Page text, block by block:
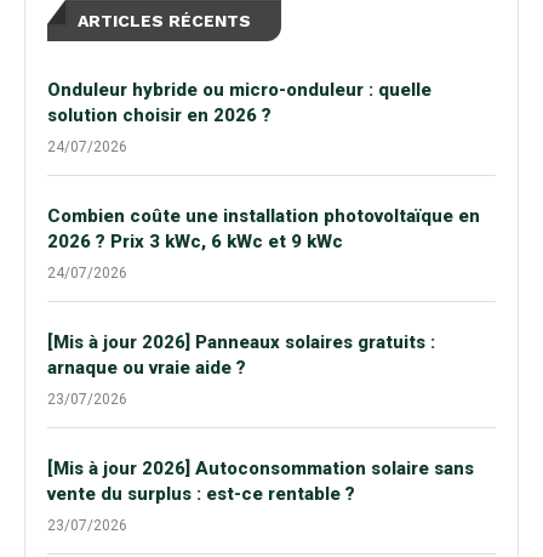
ARTICLES RÉCENTS
Onduleur hybride ou micro-onduleur : quelle
solution choisir en 2026 ?
24/07/2026
Combien coûte une installation photovoltaïque en
2026 ? Prix 3 kWc, 6 kWc et 9 kWc
24/07/2026
[Mis à jour 2026] Panneaux solaires gratuits :
arnaque ou vraie aide ?
23/07/2026
[Mis à jour 2026] Autoconsommation solaire sans
vente du surplus : est-ce rentable ?
23/07/2026